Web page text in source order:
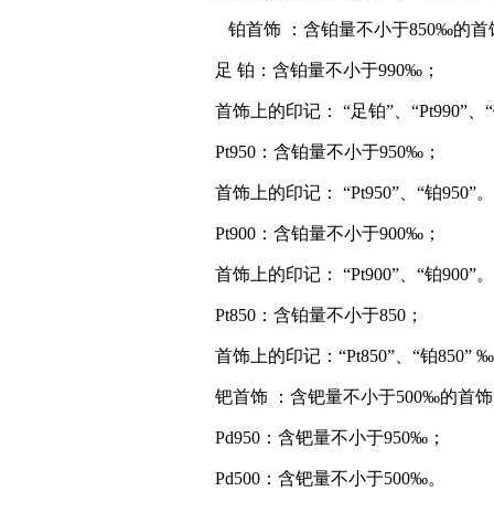
铂首饰 ：含铂量不小于850‰的首
足 铂：含铂量不小于990‰；
首饰上的印记： “足铂”、“Pt990”、
Pt950：含铂量不小于950‰；
首饰上的印记： “Pt950”、“铂950”。
Pt900：含铂量不小于900‰；
首饰上的印记： “Pt900”、“铂900”。
Pt850：含铂量不小于850；
首饰上的印记：“Pt850”、“铂850”
钯首饰 ：含钯量不小于500‰的首
Pd950：含钯量不小于950‰；
Pd500：含钯量不小于500‰。